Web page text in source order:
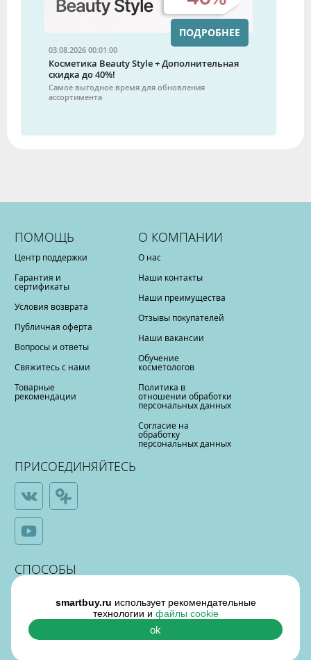
03.08.2026 00:01:00
Косметика Beauty Style + Дополнительная
скидка до 40%!
Самое выгодное время для обновления
ассортимента
ПОДРОБНЕЕ
ПОМОЩЬ
Центр поддержки
Гарантия и
сертификаты
Условия возврата
Публичная оферта
Вопросы и ответы
Свяжитесь с нами
Товарные
рекомендации
О КОМПАНИИ
О нас
Наши контакты
Наши преимущества
Отзывы покупателей
Наши вакансии
Обучение
косметологов
Политика в
отношении обработки
персональных данных
Согласие на
обработку
персональных данных
ПРИСОЕДИНЯЙТЕСЬ
СПОСОБЫ
ОПЛАТЫ
smartbuy.ru использует рекомендательные
технологии и файлы cookie
ok